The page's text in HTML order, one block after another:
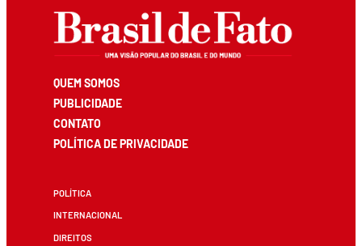
QUEM SOMOS
PUBLICIDADE
CONTATO
POLÍTICA DE PRIVACIDADE
POLÍTICA
INTERNACIONAL
DIREITOS